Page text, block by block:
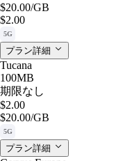
$20.00/GB
$2.00
5G
プラン詳細
Tucana
100MB
期限なし
$2.00
$20.00/GB
5G
プラン詳細